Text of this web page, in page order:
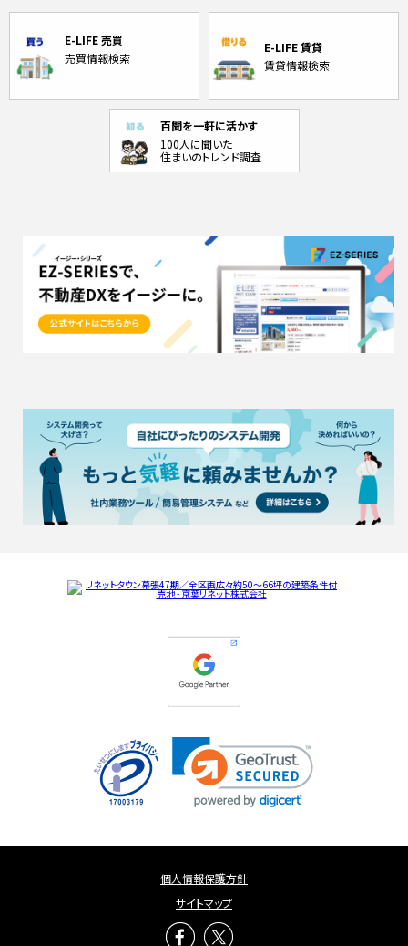
E-LIFE 売買
売買情報検索
E-LIFE 賃貸
賃貸情報検索
百聞を一軒に活かす
100人に聞いた
住まいのトレンド調査
個人情報保護方針
サイトマップ